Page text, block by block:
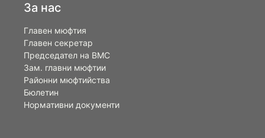
За нас
Главен мюфтия
Главен секретар
Председател на ВМС
Зам. главни мюфтии
Районни мюфтийства
Бюлетин
Нормативни документи